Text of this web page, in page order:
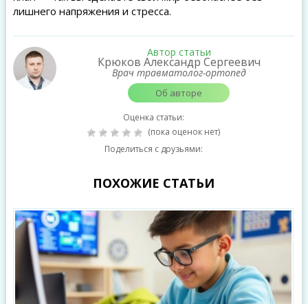
лишнего напряжения и стресса.
Автор статьи
Крюков Александр Сергеевич
Врач травматолог-ортопед
Об авторе
Оценка статьи:
(пока оценок нет)
Поделиться с друзьями:
ПОХОЖИЕ СТАТЬИ